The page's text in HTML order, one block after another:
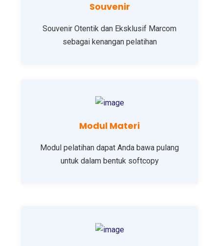
Souvenir
Souvenir Otentik dan Eksklusif Marcom
sebagai kenangan pelatihan
Modul Materi
Modul pelatihan dapat Anda bawa pulang
untuk dalam bentuk softcopy